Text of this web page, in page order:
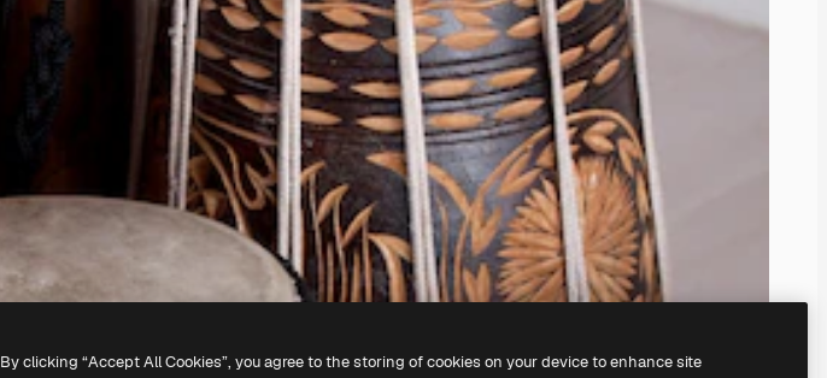
By clicking “Accept All Cookies”, you agree to the storing of cookies on your device to enhance site